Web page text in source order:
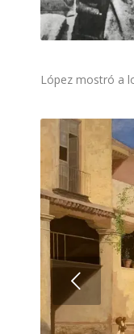
López mostró a